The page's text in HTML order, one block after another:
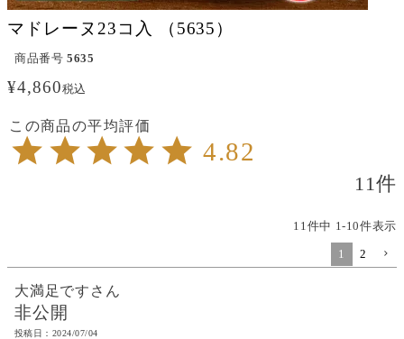
マドレーヌ23コ入 （5635）
商品番号 5635
¥4,860税込
4.82
11
11件中 1-10件表示
1 2
大満足です
非公開
投稿日 2024/07/04